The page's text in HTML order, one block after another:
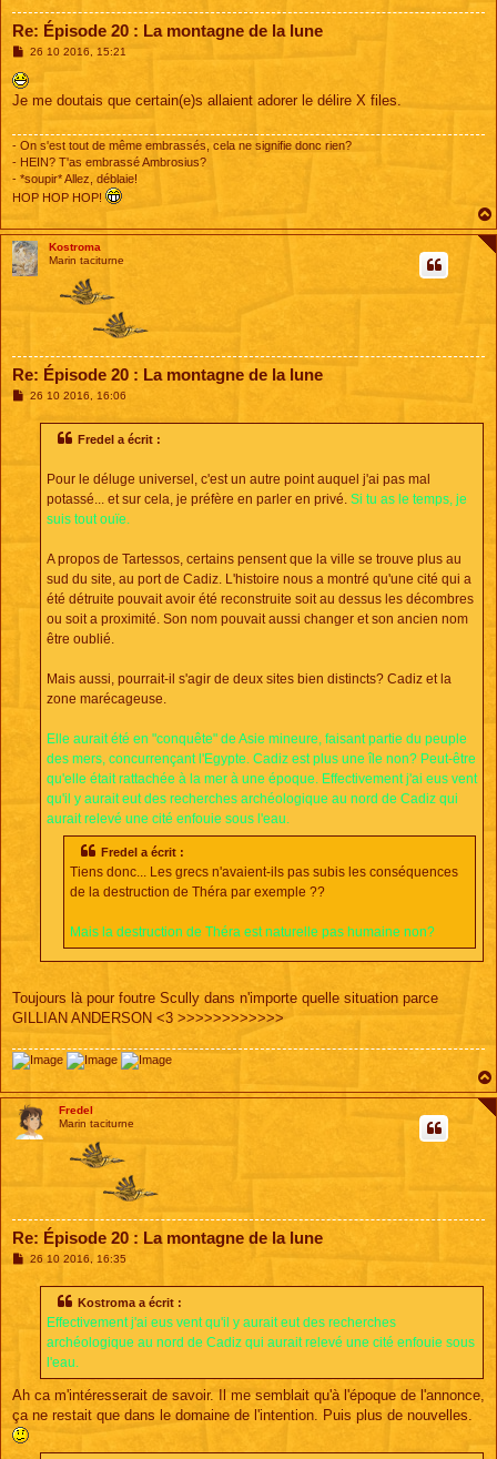
Re: Épisode 20 : La montagne de la lune
M
s
s
a
26 10 2016, 15:21
Je me doutais que certain(e)s allaient adorer le délire X files.
- On s'est tout de même embrassés, cela ne signifie donc rien?
- HEIN? T'as embrassé Ambrosius?
- *soupir* Allez, déblaie!
HOP HOP HOP!
Kostroma
Marin taciturne
Re: Épisode 20 : La montagne de la lune
M26 10 2016, 16:06
Fredel a écrit :
Pour le déluge universel, c'est un autre point auquel j'ai pas mal
potassé... et sur cela, je préfère en parler en privé. Si tu as le temps, je
suis tout ouïe.
A propos de Tartessos, certains pensent que la ville se trouve plus au
sud du site, au port de Cadiz. L'histoire nous a montré qu'une cité qui a
été détruite pouvait avoir été reconstruite soit au dessus les décombres
ou soit a proximité. Son nom pouvait aussi changer et son ancien nom
être oublié.
Mais aussi, pourrait-il s'agir de deux sites bien distincts? Cadiz et la
zone marécageuse.
Elle aurait été en "conquête" de Asie mineure, faisant partie du peuple
des mers, concurrençant l'Egypte. Cadiz est plus une île non? Peut-être
qu'elle était rattachée à la mer à une époque. Effectivement j'ai eus vent
qu'il y aurait eut des recherches archéologique au nord de Cadiz qui
aurait relevé une cité enfouie sous l'eau.
Fredel a écrit :
Tiens donc... Les grecs n'avaient-ils pas subis les conséquences
de la destruction de Théra par exemple ??
Mais la destruction de Théra est naturelle pas humaine non?
Toujours là pour foutre Scully dans n'importe quelle situation parce
GILLIAN ANDERSON <3 >>>>>>>>>>>>
Fredel
Marin taciturne
Re: Épisode 20 : La montagne de la lune
M26 10 2016, 16:35
Kostroma a écrit :
Effectivement j'ai eus vent qu'il y aurait eut des recherches
archéologique au nord de Cadiz qui aurait relevé une cité enfouie sous
l'eau.
Ah ca m'intéresserait de savoir. Il me semblait qu'à l'époque de l'annonce,
ça ne restait que dans le domaine de l'intention. Puis plus de nouvelles.